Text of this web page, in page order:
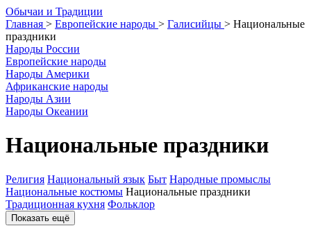
Обычаи и Традиции
Главная > Европейские народы > Галисийцы > Национальные
праздники
Народы России
Европейские народы
Народы Америки
Африканские народы
Народы Азии
Народы Океании
Национальные праздники
Религия Национальный язык Быт Народные промыслы
Национальные костюмы Национальные праздники
Традиционная кухня Фольклор
Показать ещё